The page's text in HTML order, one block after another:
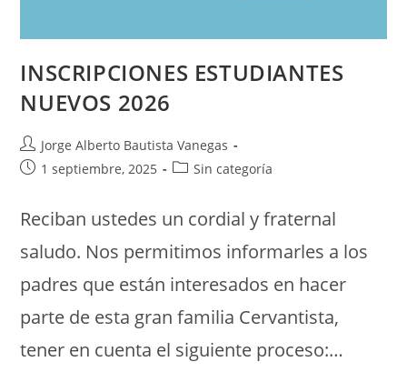
INSCRIPCIONES ESTUDIANTES
NUEVOS 2026
Jorge Alberto Bautista Vanegas
1 septiembre, 2025
Sin categoría
Reciban ustedes un cordial y fraternal
saludo. Nos permitimos informarles a los
padres que están interesados en hacer
parte de esta gran familia Cervantista,
tener en cuenta el siguiente proceso:…